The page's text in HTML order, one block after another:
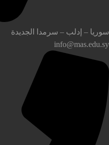
– إدلب – سرمدا الجديدة